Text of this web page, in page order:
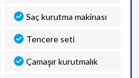
Saç kurutma makinası
Tencere seti
Çamaşır kurutmalık